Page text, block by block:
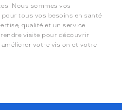
Nous sommes vos
tous vos besoins en santé
qualité et un service
visite pour découvrir
votre vision et votre